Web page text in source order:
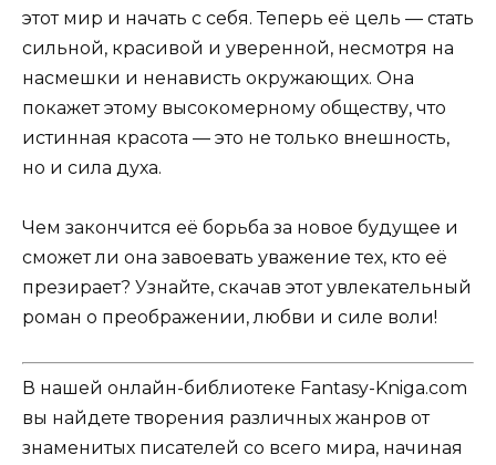
этот мир и начать с себя. Теперь её цель — стать
сильной, красивой и уверенной, несмотря на
насмешки и ненависть окружающих. Она
покажет этому высокомерному обществу, что
истинная красота — это не только внешность,
но и сила духа.
Чем закончится её борьба за новое будущее и
сможет ли она завоевать уважение тех, кто её
презирает? Узнайте, скачав этот увлекательный
роман о преображении, любви и силе воли!
В нашей онлайн-библиотеке Fantasy-Kniga.com
вы найдете творения различных жанров от
знаменитых писателей со всего мира, начиная